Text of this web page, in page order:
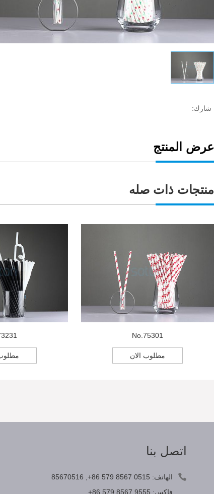
شارك:
عرض المنتج
منتجات ذات صله
No.75301
مطلوب الان
اتصل بنا
الهاتف: +86 579 8567 0515
,
85670516
فاكس: +86 579 8567 9555